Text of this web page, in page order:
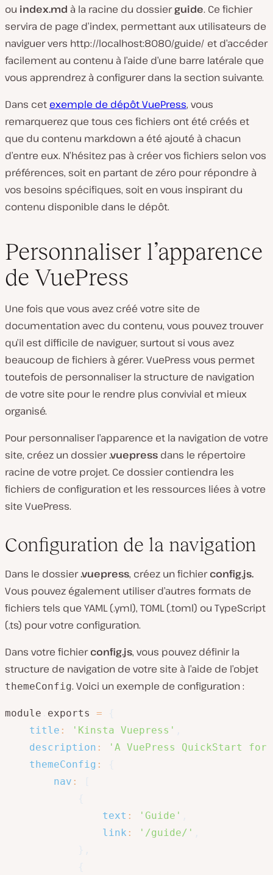
ou index.md à la racine du dossierguide. Ce fichier
servira de page d’index, permettant aux utilisateurs de
naviguer vers http://localhost:8080/guide/ et d’accéder
facilement au contenu à l’aide d’une barre latérale que
vous apprendrez à configurer dans la section suivante.
Dans cet exemple de dépôt VuePress, vous
remarquerez que tous ces fichiers ont été créés et
que du contenu markdown a été ajouté à chacun
d’entre eux. N’hésitez pas à créer vos fichiers selon vos
préférences, soit en partant de zéro pour répondre à
vos besoins spécifiques, soit en vous inspirant du
contenu disponible dans le dépôt.
Personnaliser l’apparence
de VuePress
Une fois que vous avez créé votre site de
documentation avec du contenu, vous pouvez trouver
qu’il est difficile de naviguer, surtout si vous avez
beaucoup de fichiers à gérer. VuePress vous permet
toutefois de personnaliser la structure de navigation
de votre site pour le rendre plus convivial et mieux
organisé.
Pour personnaliser l’apparence et la navigation de votre
site, créez un dossier.vuepress dans le répertoire
racine de votre projet. Ce dossier contiendra les
fichiers de configuration et les ressources liées à votre
site VuePress.
Configuration de la navigation
Dans le dossier.vuepress, créez un fichierconfig.js.
Vous pouvez également utiliser d’autres formats de
fichiers tels que YAML (.yml), TOML (.toml) ou TypeScript
(.ts) pour votre configuration.
Dans votre fichierconfig.js, vous pouvez définir la
structure de navigation de votre site à l’aide de l’objet
themeConfig. Voici un exemple de configuration :
module exports =
title : 'Kinsta Vuepress'
description :
'A VuePress QuickStart
themeConfig :
nav :
text : 'Guide'
link : '/guide/'